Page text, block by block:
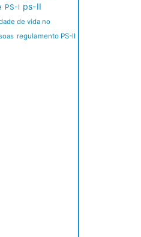
PS-I ps-II
de vida no
regulamento PS-II